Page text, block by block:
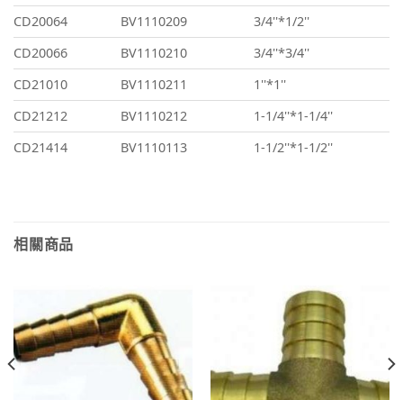
CD20064
BV1110209
3/4''*1/2''
CD20066
BV1110210
3/4''*3/4''
CD21010
BV1110211
1''*1''
CD21212
BV1110212
1-1/4''*1-1/4''
CD21414
BV1110113 1-1/2''*1-1/2''
相關商品